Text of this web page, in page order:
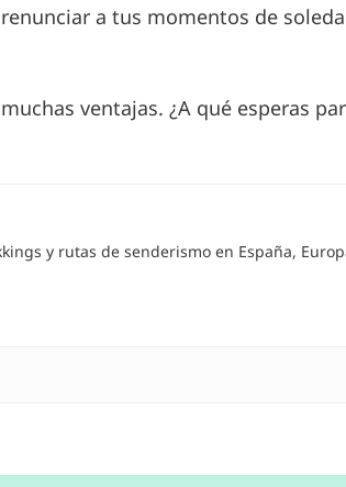
a tus momentos de
ventajas. ¿A qué esperas
y rutas de senderismo en España,